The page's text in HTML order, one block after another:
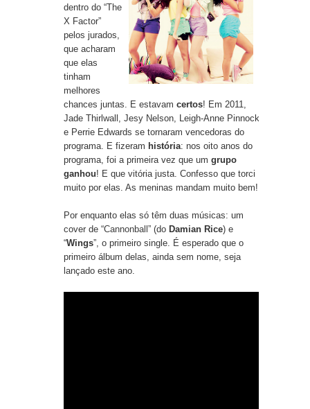
dentro do “The
X Factor”
pelos jurados,
que acharam
que elas
tinham
melhores
chances juntas. E estavam certos! Em 2011,
Jade Thirlwall, Jesy Nelson, Leigh-Anne Pinnock
e Perrie Edwards se tornaram vencedoras do
programa. E fizeram história: nos oito anos do
programa, foi a primeira vez que um grupo
ganhou! E que vitória justa. Confesso que torci
muito por elas. As meninas mandam muito bem!
Por enquanto elas só têm duas músicas: um
cover de “Cannonball ” (do Damian Rice) e
“Wings”, o primeiro single. É esperado que o
primeiro álbum delas, ainda sem nome, seja
lançado este ano.